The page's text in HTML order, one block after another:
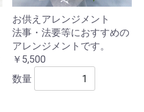
お供えアレンジメント
法事・法要等におすすめの
アレンジメントです。
￥5,500
数量